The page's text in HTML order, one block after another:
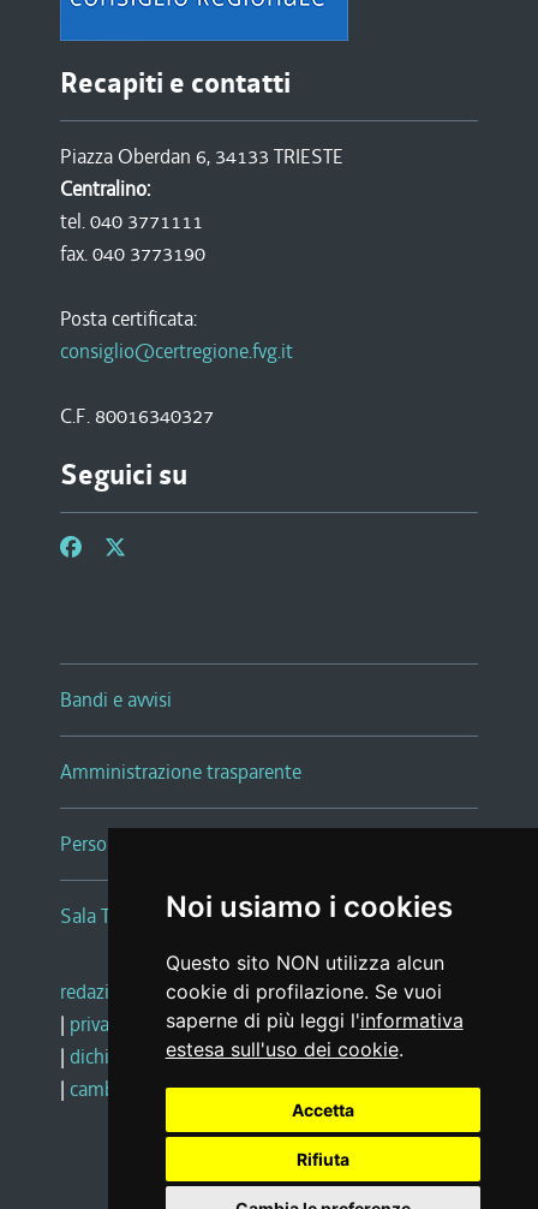
Noi usiamo i cookies
Questo sito NON utilizza alcun
cookie di profilazione. Se vuoi
saperne di più leggi l'informativa
estesa sull'uso dei cookie.
Accetta
Rifiuta
Recapiti e contatti
Piazza Oberdan 6, 34133 TRIESTE
Centralino:
tel. 040 3771111
fax. 040 3773190
Posta certificata:
consiglio@certregione.fvg.it
C.F. 80016340327
Seguici su
Bandi e avvisi
Amministrazione trasparente
Persone e Uffici
Sala Tiziano Tessitori
redazione web |note legali |glossario
| privacy
social media policy
| dichiarazione di accessibilità |feedback
| cambio preferenze cookie
Realizzato da